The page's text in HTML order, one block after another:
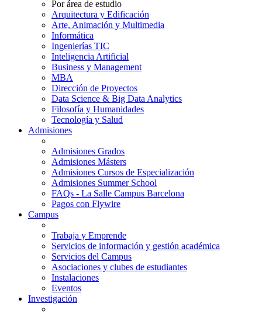
Por área de estudio
Arquitectura y Edificación
Arte, Animación y Multimedia
Informática
Ingenierías TIC
Inteligencia Artificial
Business y Management
MBA
Dirección de Proyectos
Data Science & Big Data Analytics
Filosofía y Humanidades
Tecnología y Salud
Admisiones
Admisiones Grados
Admisiones Másters
Admisiones Cursos de Especialización
Admisiones Summer School
FAQs - La Salle Campus Barcelona
Pagos con Flywire
Campus
Trabaja y Emprende
Servicios de información y gestión académica
Servicios del Campus
Asociaciones y clubes de estudiantes
Instalaciones
Eventos
Investigación